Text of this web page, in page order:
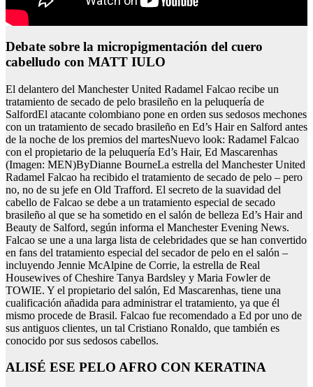
Debate sobre la micropigmentación del cuero
cabelludo con MATT IULO
El delantero del Manchester United Radamel Falcao recibe un
tratamiento de secado de pelo brasileño en la peluquería de
SalfordEl atacante colombiano pone en orden sus sedosos mechones
con un tratamiento de secado brasileño en Ed’s Hair en Salford antes
de la noche de los premios del martesNuevo look: Radamel Falcao
con el propietario de la peluquería Ed’s Hair, Ed Mascarenhas
(Imagen: MEN)ByDianne BourneLa estrella del Manchester United
Radamel Falcao ha recibido el tratamiento de secado de pelo – pero
no, no de su jefe en Old Trafford. El secreto de la suavidad del
cabello de Falcao se debe a un tratamiento especial de secado
brasileño al que se ha sometido en el salón de belleza Ed’s Hair and
Beauty de Salford, según informa el Manchester Evening News.
Falcao se une a una larga lista de celebridades que se han convertido
en fans del tratamiento especial del secador de pelo en el salón –
incluyendo Jennie McAlpine de Corrie, la estrella de Real
Housewives of Cheshire Tanya Bardsley y Maria Fowler de
TOWIE. Y el propietario del salón, Ed Mascarenhas, tiene una
cualificación añadida para administrar el tratamiento, ya que él
mismo procede de Brasil. Falcao fue recomendado a Ed por uno de
sus antiguos clientes, un tal Cristiano Ronaldo, que también es
conocido por sus sedosos cabellos.
ALISÉ ESE PELO AFRO CON KERATINA